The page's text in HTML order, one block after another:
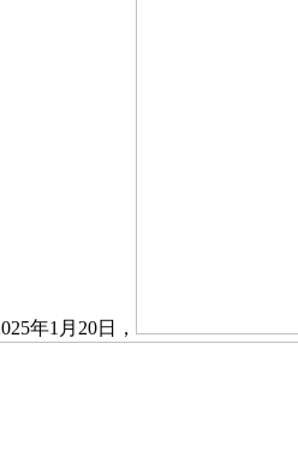
年1月20日，